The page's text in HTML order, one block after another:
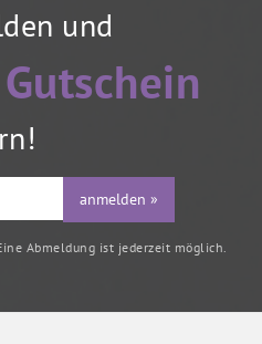
und
anmelden »
Abmeldung ist jederzeit möglich.